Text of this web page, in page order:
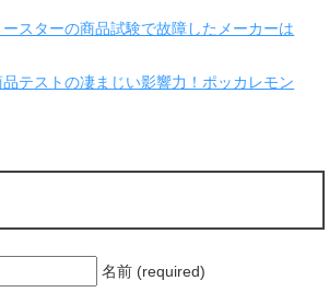
スターの商品試験で故障したメーカーは
テストの凄まじい影響力！ポッカレモン
名前 (required)